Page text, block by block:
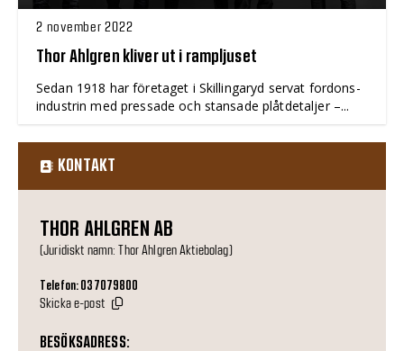
2 november 2022
Thor Ahlgren kliver ut i rampljuset
Sedan 1918 har företaget i Skillingaryd servat fordons­
industrin med pressade och stansade plåtdetaljer –...
KONTAKT
THOR AHLGREN AB
(Juridiskt namn: Thor Ahlgren Aktiebolag)
Telefon: 037079800
Skicka e-post
BESÖKSADRESS: